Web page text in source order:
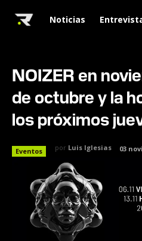
Noticias
NOIZER en
de octubre y la
los próximos
Eventos por Luis Iglesias 03